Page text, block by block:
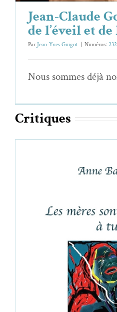
Jean-Claude
de l’éveil et
Par Jean-Yves Guigot Numéros: 232
Nous sommes déjà
Cri­tiques
Anne Barbusse,Les
à
Anne Bar­busse